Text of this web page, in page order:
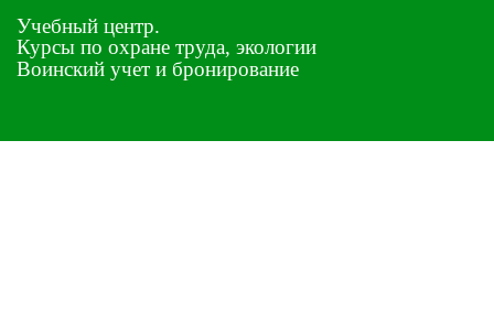
Учебный центр.
Курсы по охране труда, экологии
Воинский учет и бронирование